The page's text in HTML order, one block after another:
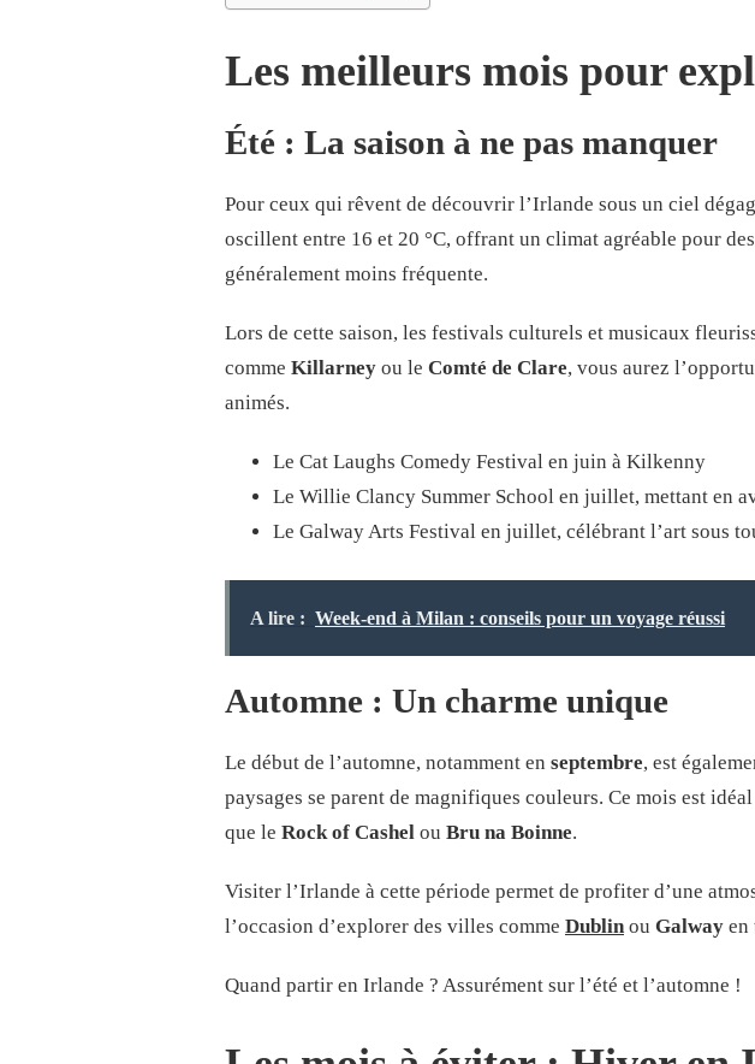
Les meilleurs mois pour
Été : La saison à ne pas manquer
Pour ceux qui rêvent de découvrir l’Irlande sous un ciel
oscillent entre 16 et 20 °C, offrant un climat agréable pour
généralement moins fréquente.
Lors de cette saison, les festivals culturels et musicaux
comme Killarney ou le Comté de Clare, vous aurez
animés.
Le Cat Laughs Comedy Festival en juin à Kilkenny
Le Willie Clancy Summer School en juillet, mettant en
Le Galway Arts Festival en juillet, célébrant l’art sous
A lire : Week-end à Milan : conseils pour un voyage réussi
Automne : Un charme unique
Le début de l’automne, notamment en septembre, est
paysages se parent de magnifiques couleurs. Ce mois est
que le Rock of Cashel ou Bru na Boinne.
Visiter l’Irlande à cette période permet de profiter d’une
l’occasion d’explorer des villes comme Dublin ou Galway en
Quand partir en Irlande ? Assurément sur l’été et l’automne !